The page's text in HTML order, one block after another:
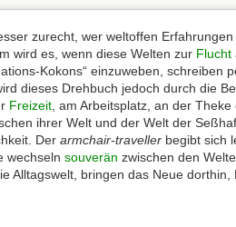
zurecht, wer weltoffen
wird es, wenn diese Welten zur Flucht
Kokons“ einzuweben, schreiben
dieses Drehbuch jedoch durch die
Freizeit , am Arbeitsplatz, an der Theke
ihrer Welt und der Welt der
Der armchair-traveller begibt sich
wechseln souverän zwischen den
Alltagswelt, bringen das Neue dorthin,